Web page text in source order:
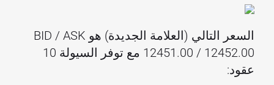
السعر التالي (العلامة الجديدة) هو BID / ASK
12451.00 / 12452.00 مع توفر السيولة 10
عقود: